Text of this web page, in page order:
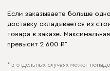
Если заказываете больше
доставку складывается из
товара в заказе.
превысит 2 600 ₽*
* в отдельных случаях может